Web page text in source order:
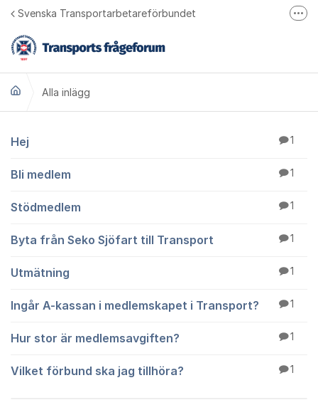
Hoppa till innehåll
Svenska Transportarbetareförbundet
Alla inlägg
Alla inlägg
Hej 1
Bli medlem 1
Stödmedlem 1
Byta från Seko Sjöfart till Transport 1
Utmätning 1
Ingår A-kassan i medlemskapet i Transport? 1
Hur stor är medlemsavgiften? 1
Vilket förbund ska jag tillhöra? 1